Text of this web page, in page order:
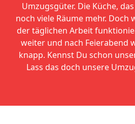
Umzugsgüter. Die Küche,
noch viele Räume mehr. Doch
der täglichen Arbeit
weiter und nach Feierabend
knapp. Kennst Du schon
Lass das doch unsere